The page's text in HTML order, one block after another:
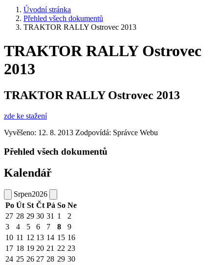
Úvodní stránka
Přehled všech dokumentů
TRAKTOR RALLY Ostrovec 2013
TRAKTOR RALLY Ostrovec
2013
TRAKTOR RALLY Ostrovec 2013
zde ke stažení
Vyvěšeno: 12. 8. 2013 Zodpovídá: Správce Webu
Přehled všech dokumentů
Kalendář
Srpen2026
Po Út St Čt Pá So Ne
27 28 29 30 31 1
2
3
4 5 6 7 8
9
10 11 12 13 14 15 16
17 18 19 20 21 22 23
24 25 26 27 28 29 30